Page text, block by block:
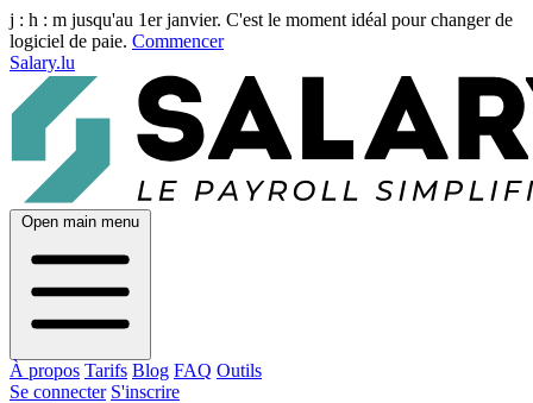
j : h : m jusqu'au 1er janvier. C'est le moment idéal pour changer de
logiciel de paie. Commencer
Salary.lu
Open main menu
À propos Tarifs Blog FAQ Outils
Se connecter S'inscrire